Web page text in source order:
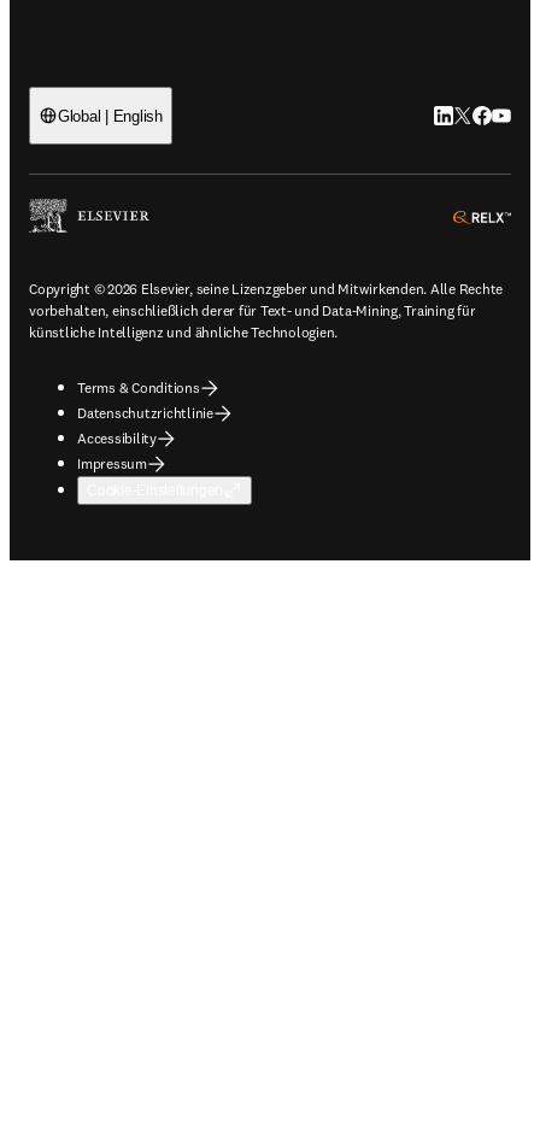
Global | English LinkedIn
Twitter
Copyright © 2026 Elsevier, seine Lizenzgeber und Mitwirkenden. Alle Rechte
vorbehalten, einschließlich derer für Text- und Data-Mining, Training für
künstliche Intelligenz und ähnliche Technologien.
Terms & Conditions
Datenschutzrichtlinie
Accessibility
Impressum